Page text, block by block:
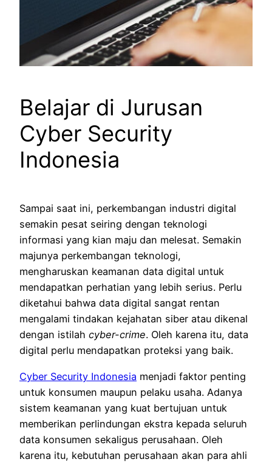
Belajar di Jurusan
Cyber Security
Indonesia
Sampai saat ini, perkembangan industri digital
semakin pesat seiring dengan teknologi
informasi yang kian maju dan melesat. Semakin
majunya perkembangan teknologi,
mengharuskan keamanan data digital untuk
mendapatkan perhatian yang lebih serius. Perlu
diketahui bahwa data digital sangat rentan
mengalami tindakan kejahatan siber atau dikenal
dengan istilah cyber-crime. Oleh karena itu, data
digital perlu mendapatkan proteksi yang baik.
Cyber Security Indonesia menjadi faktor penting
untuk konsumen maupun pelaku usaha. Adanya
sistem keamanan yang kuat bertujuan untuk
memberikan perlindungan ekstra kepada seluruh
data konsumen sekaligus perusahaan. Oleh
karena itu, kebutuhan perusahaan akan para ahli